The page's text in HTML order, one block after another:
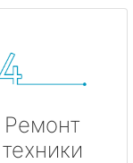
Ремонт
техники